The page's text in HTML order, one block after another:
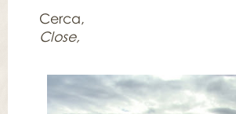
Cerca,
Close,